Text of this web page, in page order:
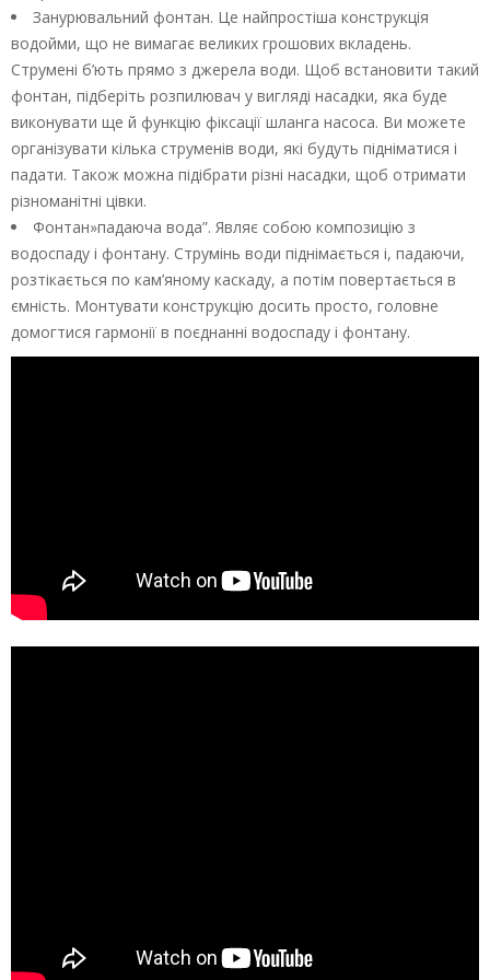
Занурювальний фонтан. Це найпростіша конструкція
водойми, що не вимагає великих грошових вкладень.
Струмені б’ють прямо з джерела води. Щоб встановити такий
фонтан, підберіть розпилювач у вигляді насадки, яка буде
виконувати ще й функцію фіксації шланга насоса. Ви можете
організувати кілька струменів води, які будуть підніматися і
падати. Також можна підібрати різні насадки, щоб отримати
різноманітні цівки.
Фонтан»падаюча вода”. Являє собою композицію з
водоспаду і фонтану. Струмінь води піднімається і, падаючи,
розтікається по кам’яному каскаду, а потім повертається в
ємність. Монтувати конструкцію досить просто, головне
домогтися гармонії в поєднанні водоспаду і фонтану.